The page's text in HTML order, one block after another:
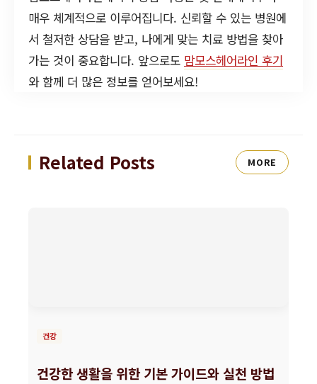
매우 체계적으로 이루어집니다. 신뢰할 수 있는 병원에
서 철저한 상담을 받고, 나에게 맞는 치료 방법을 찾아
가는 것이 중요합니다. 앞으로도 맘모스헤어라인 후기
와 함께 더 많은 정보를 얻어보세요!
Related Posts MORE
건강
건강한 생활을 위한 기본 가이드와 실천 방법